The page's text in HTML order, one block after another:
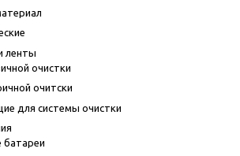
ленты
очистки
очитски
для системы очистки
батареи